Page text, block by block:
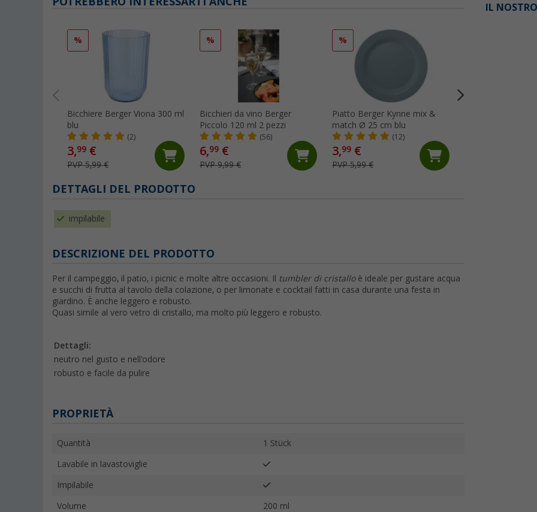
IL
%
Bicchiere Berger Viona 300 ml
blu
(2)
3,99 €
PVP 5,99 €
%
Bicchieri da vino Berger
Piccolo 120 ml 2 pezzi
(56)
6,99 €
PVP 9,99 €
%
Piatto Berger Kynne mix &
match Ø 25 cm blu
(12)
3,99 €
PVP 5,99 €
DETTAGLI DEL PRODOTTO
impilabile
DESCRIZIONE DEL PRODOTTO
Per il campeggio, il patio, i picnic e molte altre occasioni. Il tumbler di cristalloè ideale per gustare acqua
e succhi di frutta al tavolo della colazione, o per limonate e cocktail fatti in casa durante una festa in
giardino. È anche leggero e robusto.
Quasi simile al vero vetro di cristallo, ma molto più leggero e robusto.
Dettagli:
neutro nel gusto e nell'odore
robusto e facile da pulire
PROPRIETÀ
Quantità 1 Stück
Lavabile in lavastoviglie
Impilabile
Volume 200 ml